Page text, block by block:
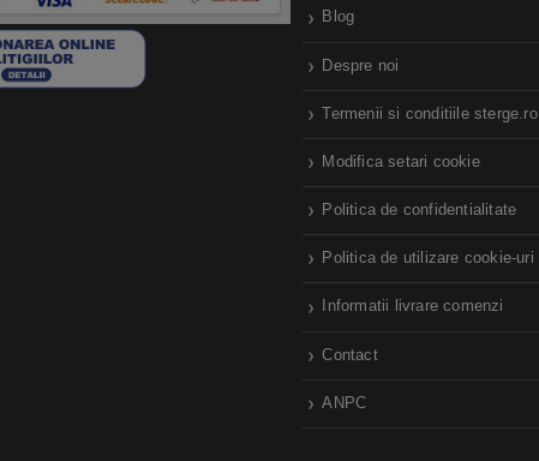
Blog
Despre noi
Termenii si conditiile sterge.ro
Modifica setari cookie
Politica de confidentialitate
Politica de utilizare cookie-uri
Informatii livrare comenzi
Contact
ANPC